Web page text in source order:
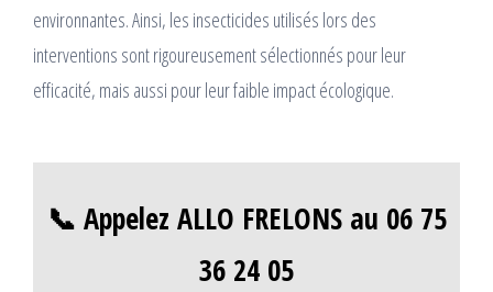
environnantes. Ainsi, les insecticides utilisés lors des
interventions sont rigoureusement sélectionnés pour leur
efficacité, mais aussi pour leur faible impact écologique.
📞 Appelez ALLO FRELONS au 06 75
36 24 05